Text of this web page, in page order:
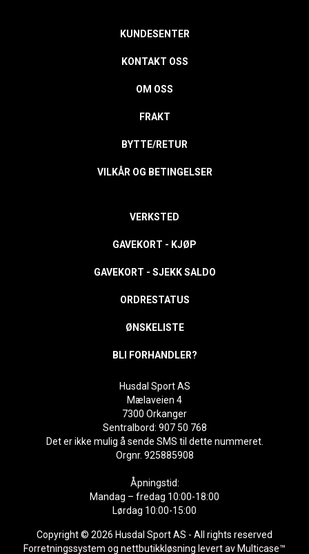
KUNDESENTER
KONTAKT OSS
OM OSS
FRAKT
BYTTE/RETUR
VILKÅR OG BETINGELSER
VERKSTED
GAVEKORT - KJØP
GAVEKORT - SJEKK SALDO
ORDRESTATUS
ØNSKELISTE
BLI FORHANDLER?
Husdal Sport AS
Mælaveien 4
7300 Orkanger
Sentralbord: 907 50 768
Det er ikke mulig å sende SMS til dette nummeret.
Orgnr. 925885908
Åpningstid:
Mandag – fredag 10:00-18:00
Lørdag 10:00-15:00
Copyright © 2026 Husdal Sport AS - All rights reserved
Forretningssystem og nettbutikkløsning levert av Multicase™